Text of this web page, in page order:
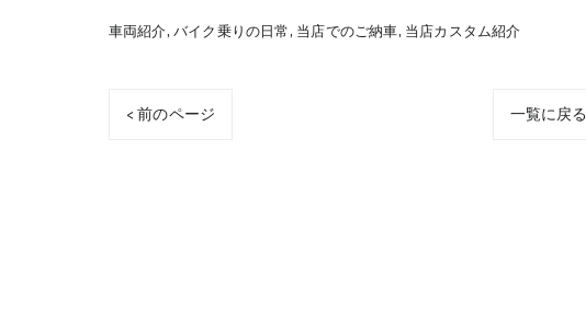
車両紹介 バイク乗りの日常 当店でのご納車 当店カスタム紹介
< 前のページ 一覧に戻る